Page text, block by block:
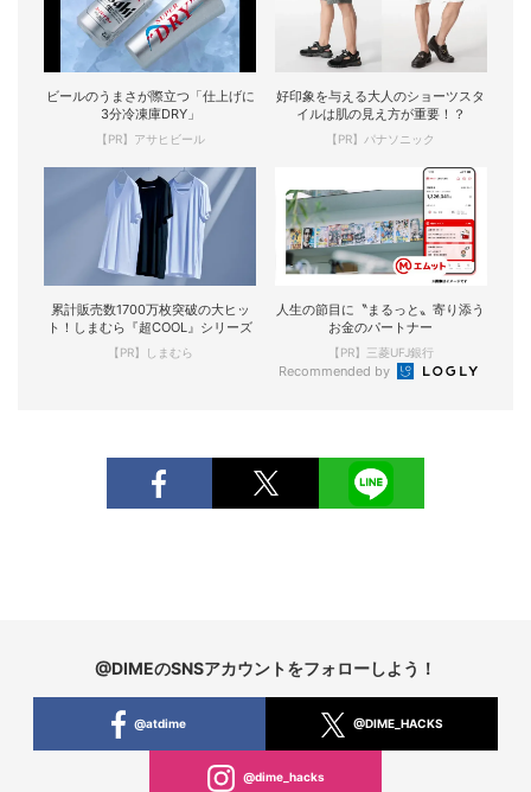
ビールのうまさが際立つ「仕上げに
3分冷凍庫DRY」
【PR】アサヒビール
好印象を与える大人のショーツスタ
イルは肌の見え方が重要！？
【PR】パナソニック
累計販売数1700万枚突破の大ヒッ
ト！しまむら『超COOL』シリーズ
【PR】しまむら
人生の節目に〝まるっと〟寄り添う
お金のパートナー
【PR】三菱UFJ銀行
Recommended by
@DIMEのSNSアカウントをフォローしよう！
@atdime @DIME_HACKS
@dime_hacks